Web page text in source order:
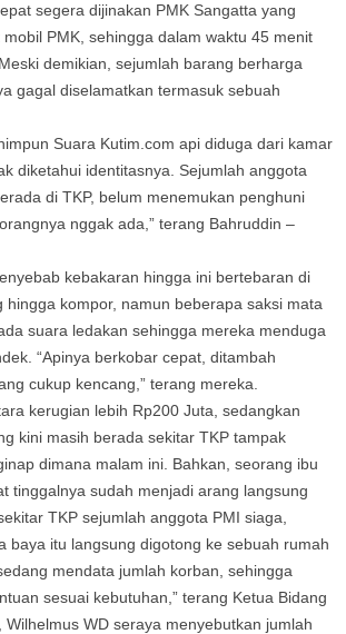
segera dijinakan PMK Sangatta yang
PMK, sehingga dalam waktu 45 menit
demikian, sejumlah barang berharga
gagal diselamatkan termasuk sebuah
Suara Kutim.com api diduga dari kamar
diketahui identitasnya. Sejumlah anggota
di TKP, belum menemukan penghuni
nggak ada,” terang Bahruddin –
kebakaran hingga ini bertebaran di
hingga kompor, namun beberapa saksi mata
suara ledakan sehingga mereka menduga
“Apinya berkobar cepat, ditambah
cukup kencang,” terang mereka.
kerugian lebih Rp200 Juta, sedangkan
kini masih berada sekitar TKP tampak
dimana malam ini. Bahkan, seorang ibu
tinggalnya sudah menjadi arang langsung
TKP sejumlah anggota PMI siaga,
baya itu langsung digotong ke sebuah rumah
mendata jumlah korban, sehingga
sesuai kebutuhan,” terang Ketua Bidang
Wilhelmus WD seraya menyebutkan jumlah